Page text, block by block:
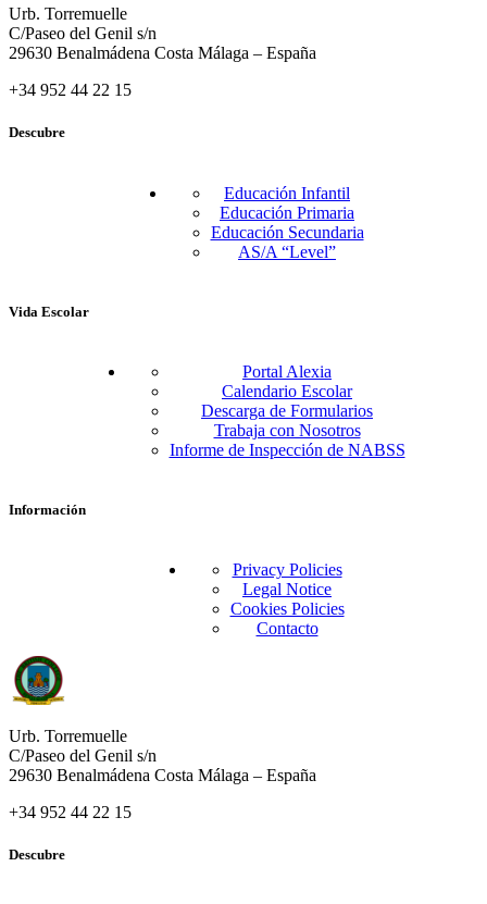
Urb. Torremuelle
C/Paseo del Genil s/n
29630 Benalmádena Costa Málaga – España
+34 952 44 22 15
Descubre
Educación Infantil
Educación Primaria
Educación Secundaria
AS/A “Level”
Vida Escolar
Portal Alexia
Calendario Escolar
Descarga de Formularios
Trabaja con Nosotros
Informe de Inspección de NABSS
Información
Privacy Policies
Legal Notice
Cookies Policies
Contacto
Urb. Torremuelle
C/Paseo del Genil s/n
29630 Benalmádena Costa Málaga – España
+34 952 44 22 15
Descubre